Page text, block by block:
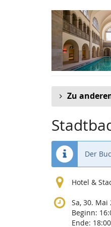
Zu
Der
Hotel &
Sa, 30. Mai
Beginn:
Ende: 18:00